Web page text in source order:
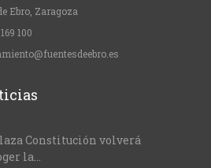
Ebro, Zaragoza
100
Constitución volverá
la...